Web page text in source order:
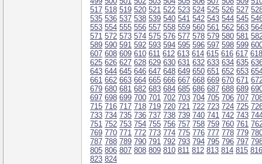
517 518 519 520 521 522 523 524 525 526 527
535 536 537 538 539 540 541 542 543 544 545
553 554 555 556 557 558 559 560 561 562 563
571 572 573 574 575 576 577 578 579 580 581
589 590 591 592 593 594 595 596 597 598 599
607 608 609 610 611 612 613 614 615 616 617 618
625 626 627 628 629 630 631 632 633 634 635
643 644 645 646 647 648 649 650 651 652 653
661 662 663 664 665 666 667 668 669 670 671
679 680 681 682 683 684 685 686 687 688 689
697 698 699 700 701 702 703 704 705 706 707
715 716 717 718 719 720 721 722 723 724 725
733 734 735 736 737 738 739 740 741 742 743
751 752 753 754 755 756 757 758 759 760 761
769 770 771 772 773 774 775 776 777 778 779
787 788 789 790 791 792 793 794 795 796 797
805 806 807 808 809 810 811 812 813 814 815 816
823 824